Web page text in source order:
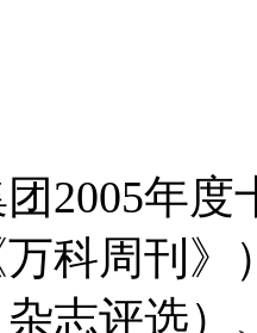
年度
科周刊》
志评选）